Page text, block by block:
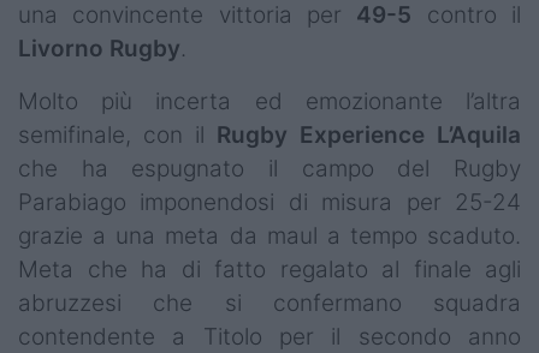
una convincente vittoria per 49-5 contro il
Livorno Rugby.
Molto più incerta ed emozionante l’altra
semifinale, con il Rugby Experience L’Aquila
che ha espugnato il campo del Rugby
Parabiago imponendosi di misura per 25-24
grazie a una meta da maul a tempo scaduto.
Meta che ha di fatto regalato al finale agli
abruzzesi che si confermano squadra
contendente a Titolo per il secondo anno